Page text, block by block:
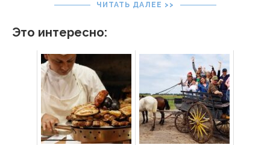
ЧИТАТЬ ДАЛЕЕ >>
Это интересно: